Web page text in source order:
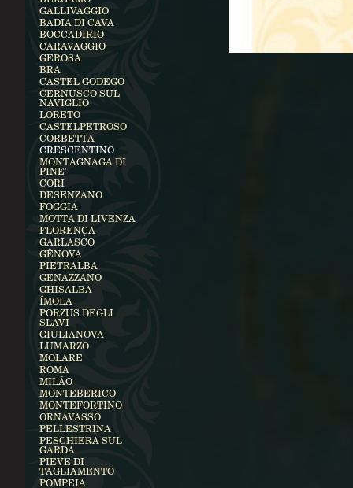
GALLIVAGGIO
BADIA DI CAVA
BOCCADIRIO
CARAVAGGIO
GEROSA
BRA
CASTEL GODEGO
CERNUSCO SUL
NAVIGLIO
LORETO
CASTELPETROSO
CORBETTA
CRESCENTINO
MONTAGNAGA DI
PINE'
CORI
DESENZANO
FOGGIA
MOTTA DI LIVENZA
FLORENÇA
GARLASCO
GÊNOVA
PIETRALBA
GENAZZANO
GHISALBA
ÍMOLA
PORZUS DEGLI
SLAVI
GIULIANOVA
LUMARZO
MOLARE
ROMA
MILÃO
MONTEBERICO
MONTEFORTINO
ORNAVASSO
PELLESTRINA
PESCHIERA SUL
GARDA
PIEVE DI
TAGLIAMENTO
POMPEIA